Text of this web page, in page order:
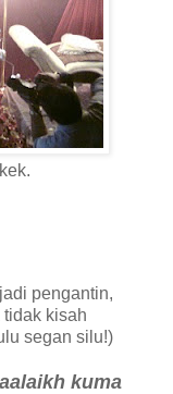
pengantin,
kisah
segan silu!)
kuma